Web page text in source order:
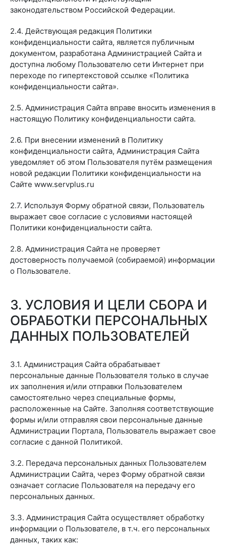
законодательством Российской Федерации.
2.4. Действующая редакция Политики
конфиденциальности сайта, является публичным
документом, разработана Администрацией Сайта и
доступна любому Пользователю сети Интернет при
переходе по гипертекстовой ссылке «Политика
конфиденциальности сайта».
2.5. Администрация Сайта вправе вносить изменения в
настоящую Политику конфиденциальности сайта.
2.6. При внесении изменений в Политику
конфиденциальности сайта, Администрация Сайта
уведомляет об этом Пользователя путём размещения
новой редакции Политики конфиденциальности на
Сайте www.servplus.ru
2.7. Используя Форму обратной связи, Пользователь
выражает свое согласие с условиями настоящей
Политики конфиденциальности сайта.
2.8. Администрация Сайта не проверяет
достоверность получаемой (собираемой) информации
о Пользователе.
3. УСЛОВИЯ И ЦЕЛИ СБОРА И
ОБРАБОТКИ ПЕРСОНАЛЬНЫХ
ДАННЫХ ПОЛЬЗОВАТЕЛЕЙ
3.1. Администрация Сайта обрабатывает
персональные данные Пользователя только в случае
их заполнения и/или отправки Пользователем
самостоятельно через специальные формы,
расположенные на Сайте. Заполняя соответствующие
формы и/или отправляя свои персональные данные
Администрации Портала, Пользователь выражает свое
согласие с данной Политикой.
3.2. Передача персональных данных Пользователем
Администрации Сайта, через Форму обратной связи
означает согласие Пользователя на передачу его
персональных данных.
3.3. Администрация Сайта осуществляет обработку
информации о Пользователе, в т.ч. его персональных
данных, таких как: